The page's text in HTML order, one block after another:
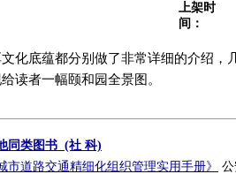
上架时
间：
化底蕴都分别做了非常详细的介绍
读者一幅颐和园全景图。
同类图书 (社 科)
市道路交通精细化组织管理实用手册》